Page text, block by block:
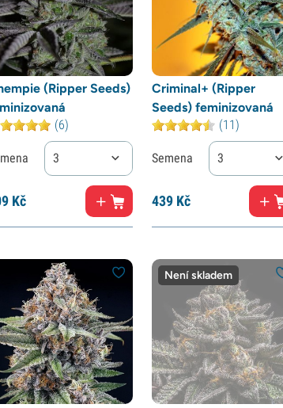
(Ripper Seeds)
(6)
3
Kč
Criminal+ (Ripper
Seeds) feminizovaná
(11)
Semena 3
439Kč
Není skladem